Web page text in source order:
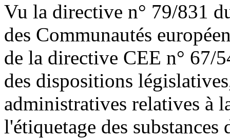
Vu la directive n° 79/831
des Communautés
de la directive CEE n° 67/
des dispositions
administratives relatives à
l'étiquetage des substances